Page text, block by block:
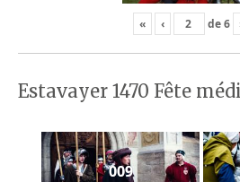
« ‹ de6
Estavayer 1470 Fête
009